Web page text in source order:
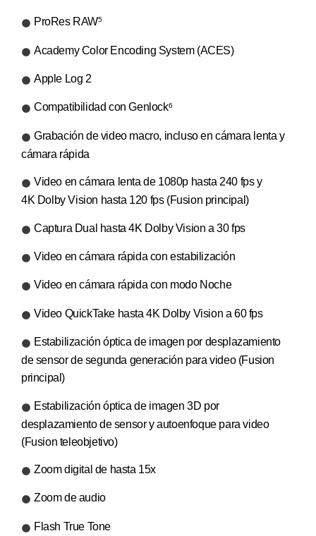
ProRes RAW5
Academy Color Encoding System (ACES)
Apple Log 2
Compatibilidad con Genlock6
Grabación de video macro, incluso en cámara lenta y
cámara rápida
Video en cámara lenta de 1080p hasta 240 fps y
4K Dolby Vision hasta 120 fps (Fusion principal)
Captura Dual hasta 4K Dolby Vision a 30 fps
Video en cámara rápida con estabilización
Video en cámara rápida con modo Noche
Video QuickTake hasta 4K Dolby Vision a 60 fps
Estabilización óptica de imagen por desplazamiento
de sensor de segunda generación para video (Fusion
principal)
Estabilización óptica de imagen 3D por
desplazamiento de sensor y autoenfoque para video
(Fusion teleobjetivo)
Zoom digital de hasta 15x
Zoom de audio
Flash True Tone